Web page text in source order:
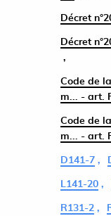
Décret
Décret
Code de
m... - art.
Code de
m... - art.
D141-7
L141-20
R131-2